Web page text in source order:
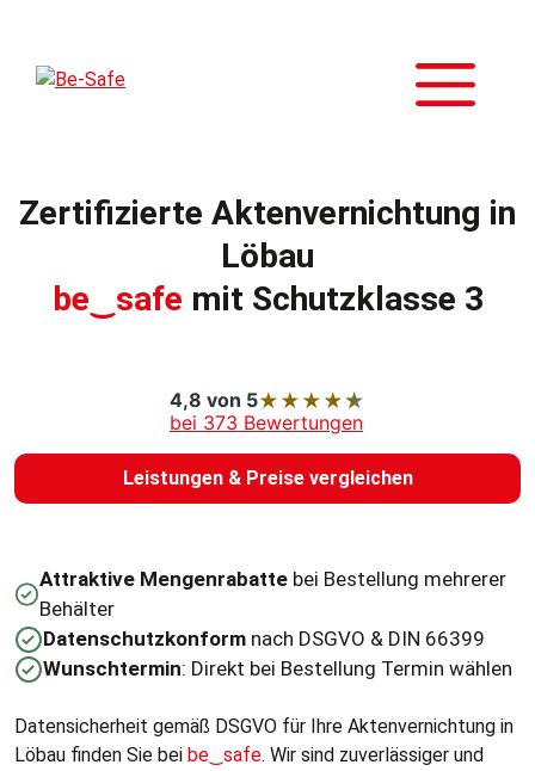
springen
Zertifizierte Aktenvernichtung in
Löbau
be‿safe mit Schutzklasse 3
Datensicherheit gemäß DSGVO für Ihre Aktenvernichtung in
Löbau finden Sie bei be safe. Wir sind zuverlässiger und
Attraktive Mengenrabatte bei Bestellung mehrerer
Behälter
Datenschutzkonform nach DSGVO & DIN 66399
Wunschtermin: Direkt bei Bestellung Termin wählen
4,8 von 5★ ★ ★ ★★
bei 373 Bewertungen
Leistungen & Preise vergleichen